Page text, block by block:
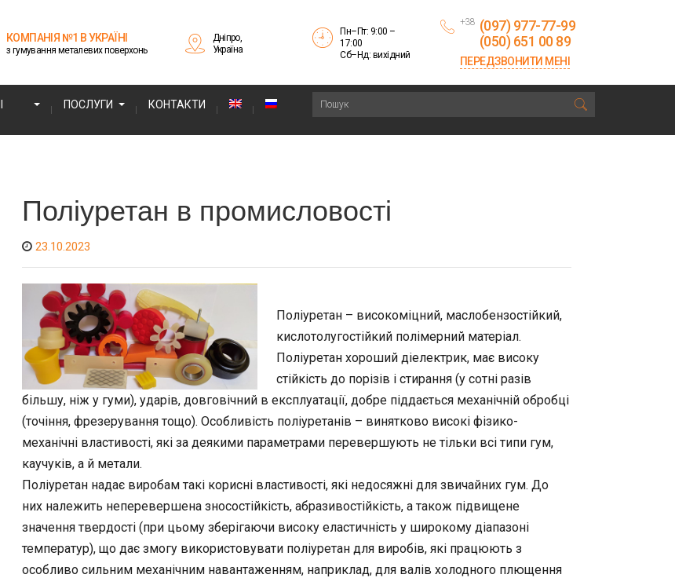
КОМПАНІЯ №1 В УКРАЇНІ
з гумування металевих поверхонь
Дніпро,
Україна
Пн–Пт: 9:00 –
17:00
Сб–Нд: вихідний
+38 (097) 977-77-99
(050) 651 00 89
ПЕРЕДЗВОНИТИ МЕНІ
ПОСЛУГИ КОНТАКТИ
Поліуретан в промисловості
23.10.2023
Поліуретан – високоміцний, маслобензостійкий,
кислотолугостійкий полімерний матеріал.
Поліуретан хороший діелектрик, має високу
стійкість до порізів і стирання (у сотні разів
більшу, ніж у гуми), ударів, довговічний в експлуатації, добре піддається механічній обробці
(точіння, фрезерування тощо). Особливість поліуретанів – винятково високі фізико-
механічні властивості, які за деякими параметрами перевершують не тільки всі типи гум,
каучуків, а й метали.
Поліуретан надає виробам такі корисні властивості, які недосяжні для звичайних гум. До
них належить неперевершена зносостійкість, абразивостійкість, а також підвищене
значення твердості (при цьому зберігаючи високу еластичність у широкому діапазоні
температур), що дає змогу використовувати поліуретан для виробів, які працюють з
особливо сильним механічним навантаженням, наприклад, для валів холодного плющення